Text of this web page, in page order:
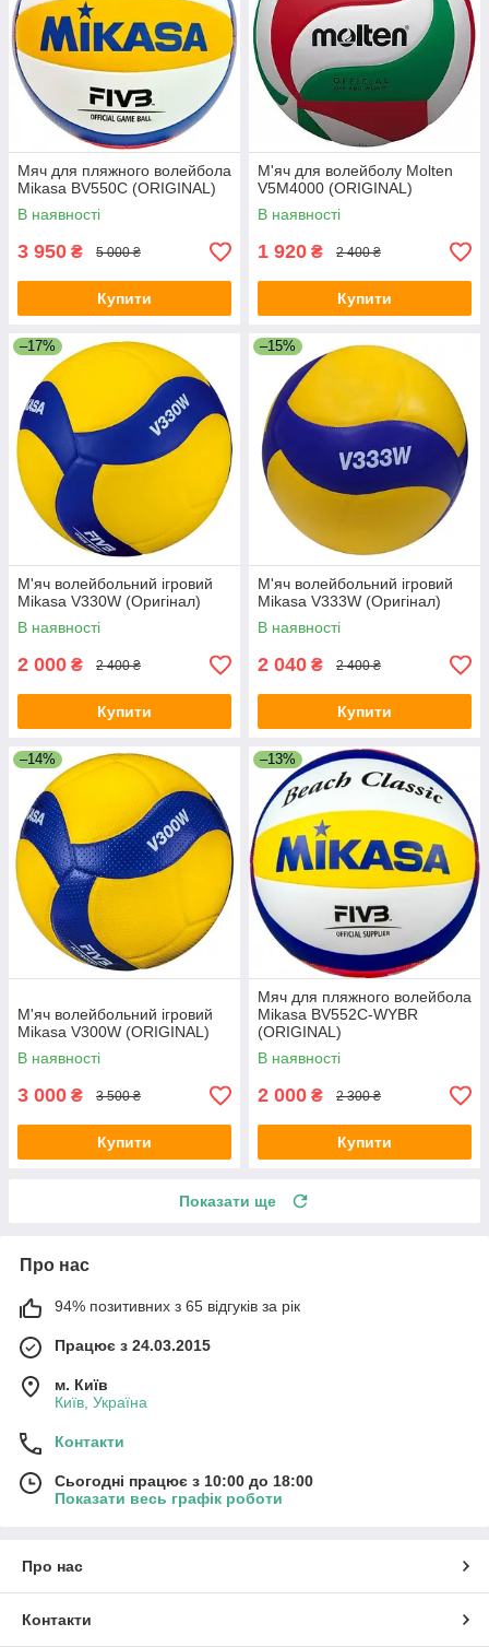
Мяч для пляжного волейбола
Mikasa BV550C (ORIGINAL)
В наявності
3 950 ₴ 5 000 ₴
Купити
М'яч для волейболу Molten
V5M4000 (ORIGINAL)
В наявності
1 920 ₴ 2 400 ₴
Купити
–17%
М'яч волейбольний ігровий
Mikasa V330W (Оригінал)
В наявності
2 000 ₴ 2 400 ₴
Купити
–15%
М'яч волейбольний ігровий
Mikasa V333W (Оригінал)
В наявності
2 040 ₴ 2 400 ₴
Купити
–14%
М'яч волейбольний ігровий
Mikasa V300W (ORIGINAL)
В наявності
3 000 ₴ 3 500 ₴
Купити
–13%
Мяч для пляжного волейбола
Mikasa BV552C-WYBR
(ORIGINAL)
В наявності
2 000 ₴ 2 300 ₴
Купити
Показати ще
Про нас
94% позитивних з 65 відгуків за рік
Працює з 24.03.2015
м. Київ
Київ, Україна
Контакти
Сьогодні працює з 10:00 до 18:00
Показати весь графік роботи
Про нас
Контакти